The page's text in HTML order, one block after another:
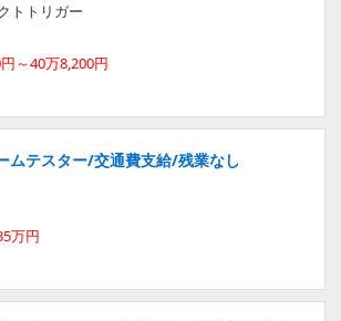
トトリガー
～40万8,200円
ムテスター/交通費支給/残業なし
万円